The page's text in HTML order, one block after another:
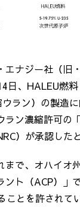
エナジー社（旧
日、HALEU燃
ラン）の製造
ラン濃縮許可の
）が承認した
まで、オハイオ
ント（ACP）」
ことを許されて